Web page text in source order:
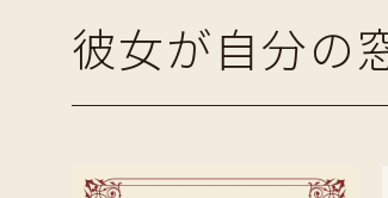
彼女が自分の